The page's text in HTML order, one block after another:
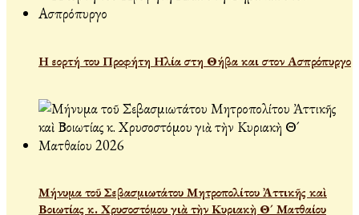
Η εορτή του Προφήτη Ηλία στη Θήβα και στον Ασπρόπυργο
Μήνυμα τοῦ Σεβασμιωτάτου Μητροπολίτου Ἀττικῆς καὶ
Βοιωτίας κ. Χρυσοστόμου γιὰ τὴν Κυριακὴ Θ´ Ματθαίου